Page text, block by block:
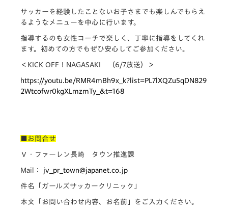
サッカーを経験したことないお子さまでも楽しんでもらえ
るようなメニューを中心に行います。
指導するのも女性コーチで楽しく、丁寧に指導をしてくれ
ます。初めての方でもぜひ安心してご参加ください。
＜KICK OFF！NAGASAKI （6/7放送）＞
https://youtu.be/RMR4mBh9x_k?list=PL7lXQZu5qDN829
2Wtcofwr0kgXLmzmTy_&t=168
■ お問合せ
Ｖ・ファーレン長崎 タウン推進課
Mail： jv_pr_town@japanet.co.jp
件名「ガールズサッカークリニック」
本文「お問い合わせ内容、お名前」をご入力ください。